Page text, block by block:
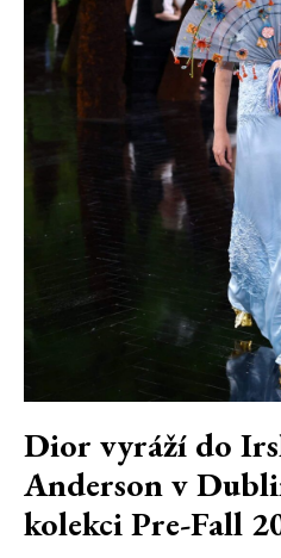
Dior vyráží do
Anderson v
kolekci Pre-Fall